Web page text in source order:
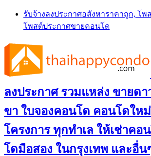
Skip
content
รับจ้างลงประกาศอสังหาราคาถูก, โ
โพสต์ประกาศขายคอนโด
ลงประกาศ รวมแหล่ง ขายด
ขา ใบจองคอนโด คอนโดให
โครงการ ทุกทำเล ให้เช่าคอ
โดมือสอง ในกรุงเทพ และอื่น